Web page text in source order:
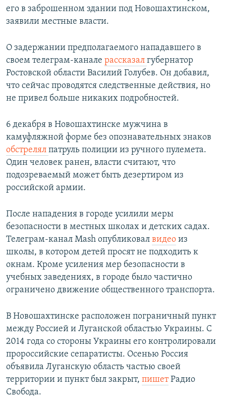
его в заброшенном здании под Новошахтинском,
заявили местные власти.
О задержании предполагаемого нападавшего в
своем телеграм-канале рассказал губернатор
Ростовской области Василий Голубев. Он добавил,
что сейчас проводятся следственные действия, но
не привел больше никаких подробностей.
6 декабря в Новошахтинске мужчина в
камуфляжной форме без опознавательных знаков
обстрелял патруль полиции из ручного пулемета.
Один человек ранен, власти считают, что
подозреваемый может быть дезертиром из
российской армии.
После нападения в городе усилили меры
безопасности в местных школах и детских садах.
Телеграм-канал Mash опубликовал видео из
школы, в котором детей просят не подходить к
окнам. Кроме усиления мер безопасности в
учебных заведениях, в городе было частично
ограничено движение общественного транспорта.
В Новошахтинске расположен пограничный пункт
между Россией и Луганской областью Украины. С
2014 года со стороны Украины его контролировали
пророссийские сепаратисты. Осенью Россия
объявила Луганскую область частью своей
территории и пункт был закрыт, пишетРадио
Свобода.